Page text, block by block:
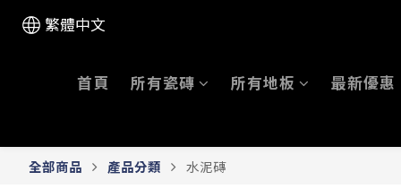
繁體中文
首頁 所有瓷磚 所有地板 最新優惠
全部商品 產品分類 水泥磚